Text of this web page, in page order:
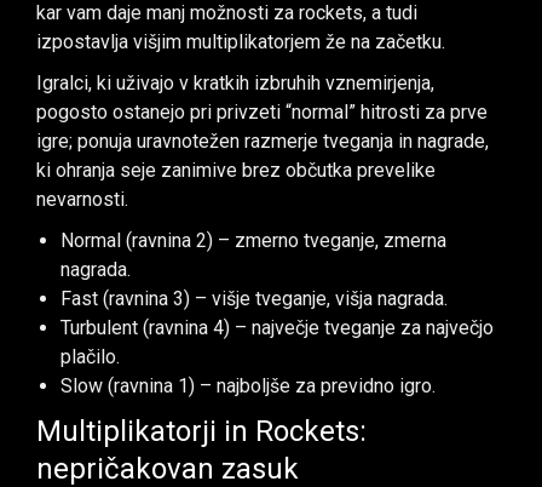
kar vam daje manj možnosti za rockets, a tudi
izpostavlja višjim multiplikatorjem že na začetku.
Igralci, ki uživajo v kratkih izbruhih vznemirjenja,
pogosto ostanejo pri privzeti “normal” hitrosti za prve
igre; ponuja uravnotežen razmerje tveganja in nagrade,
ki ohranja seje zanimive brez občutka prevelike
nevarnosti.
Normal (ravnina 2) – zmerno tveganje, zmerna
nagrada.
Fast (ravnina 3) – višje tveganje, višja nagrada.
Turbulent (ravnina 4) – največje tveganje za največjo
plačilo.
Slow (ravnina 1) – najboljše za previdno igro.
Multiplikatorji in Rockets:
nepričakovan zasuk